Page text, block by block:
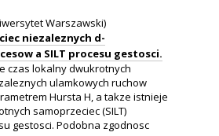
Warszawski)
niezaleznych d-
a SILT procesu gestosci.
czas lokalny dwukrotnych
ulamkowych ruchow
Hursta H, a takze istnieje
samoprzeciec (SILT)
gestosci. Podobna zgodnosc